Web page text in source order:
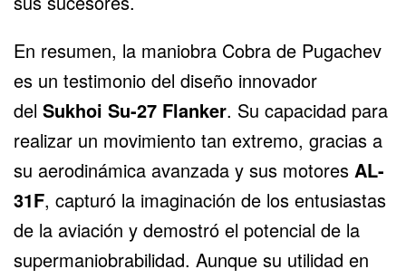
En resumen, la maniobra Cobra de Pugachev
es un testimonio del diseño innovador
del Sukhoi Su-27 Flanker. Su capacidad para
realizar un movimiento tan extremo, gracias a
su aerodinámica avanzada y sus motores AL-
31F, capturó la imaginación de los entusiastas
de la aviación y demostró el potencial de la
supermaniobrabilidad. Aunque su utilidad en